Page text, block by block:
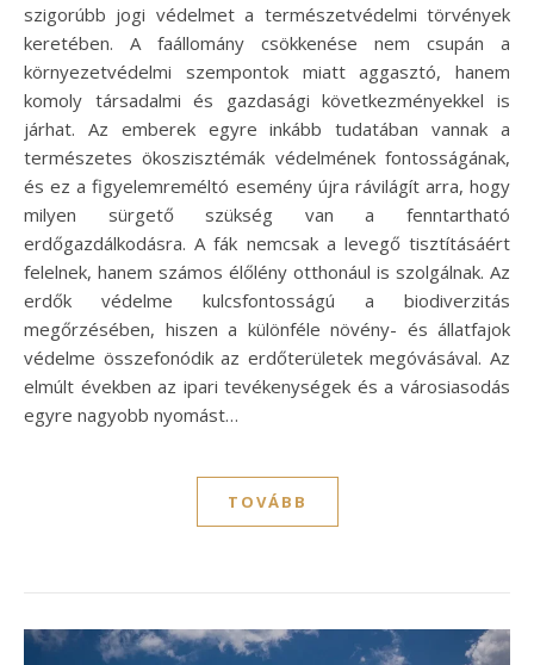
szigorúbb jogi védelmet a természetvédelmi törvények
keretében. A faállomány csökkenése nem csupán a
környezetvédelmi szempontok miatt aggasztó, hanem
komoly társadalmi és gazdasági következményekkel is
járhat. Az emberek egyre inkább tudatában vannak a
természetes ökoszisztémák védelmének fontosságának,
és ez a figyelemreméltó esemény újra rávilágít arra, hogy
milyen sürgető szükség van a fenntartható
erdőgazdálkodásra. A fák nemcsak a levegő tisztításáért
felelnek, hanem számos élőlény otthonául is szolgálnak. Az
erdők védelme kulcsfontosságú a biodiverzitás
megőrzésében, hiszen a különféle növény- és állatfajok
védelme összefonódik az erdőterületek megóvásával. Az
elmúlt években az ipari tevékenységek és a városiasodás
egyre nagyobb nyomást…
TOVÁBB